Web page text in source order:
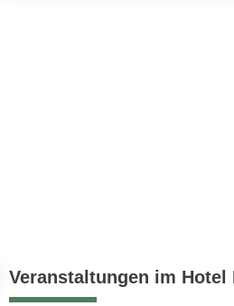
Veranstaltungen im Hotel